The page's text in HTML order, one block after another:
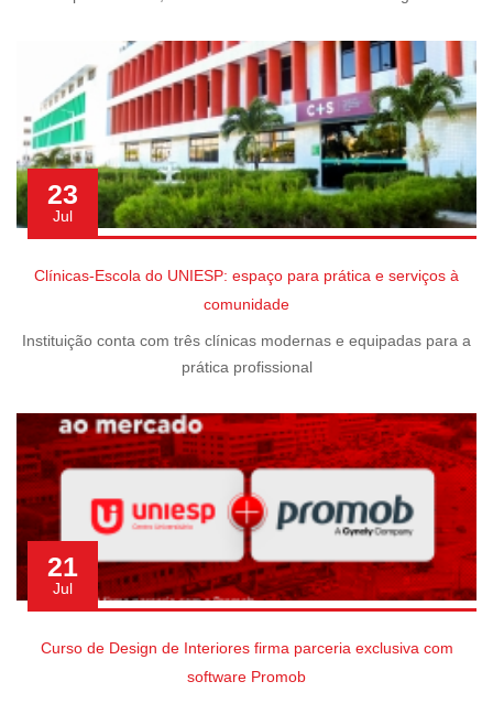
23
Jul
Clínicas-Escola do UNIESP: espaço para prática e serviços à
comunidade
Instituição conta com três clínicas modernas e equipadas para a
prática profissional
21
Jul
Curso de Design de Interiores firma parceria exclusiva com
software Promob